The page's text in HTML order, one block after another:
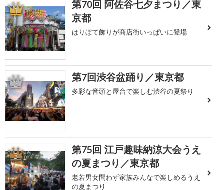
1
第70回 阿佐谷七夕まつり／東
京都
はりぼて飾りが商店街いっぱいに登場
2 第7回渋谷盆踊り／東京都
多彩な音頭と屋台で楽しむ渋谷の夏祭り
3
第75回 江戸趣味納涼大会うえ
の夏まつり／東京都
老若男女問わず家族みんなで楽しめるうえ
の夏まつり